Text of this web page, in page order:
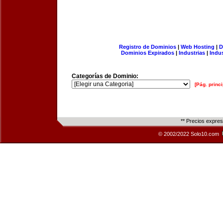
Registro de Dominios| Web Hosting |
Dominios Expirados | Industrias |
Categorías de Dominio:
[Pág.
** Precios
© 2002/2022 Solo10.com